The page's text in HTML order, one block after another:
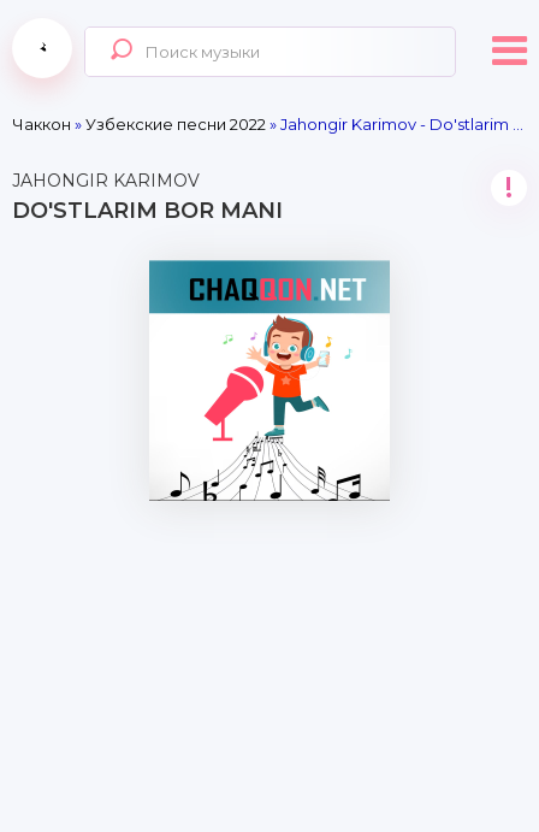
Чаккон »Узбекские песни 2022 » Jahongir Karimov - Do'stlarim bor mani
JAHONGIR KARIMOV
DO'STLARIM BOR MANI
!